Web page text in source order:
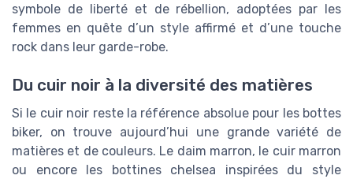
symbole de liberté et de rébellion, adoptées par les
femmes en quête d’un style affirmé et d’une touche
rock dans leur garde-robe.
Du cuir noir à la diversité des matières
Si le cuir noir reste la référence absolue pour les bottes
biker, on trouve aujourd’hui une grande variété de
matières et de couleurs. Le daim marron, le cuir marron
ou encore les bottines chelsea inspirées du style